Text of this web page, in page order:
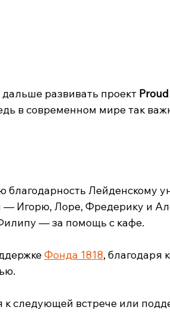
развивать проект
в современном мире так
Лейденскому
— Игорю, Лоре, Фредерику и
— за помощь с кафе.
Фонда 1818, благодаря
к следующей встрече или